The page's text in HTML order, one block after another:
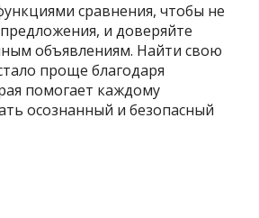
сравнения, чтобы не
и доверяйте
объявлениям. Найти свою
проще благодаря
помогает каждому
осознанный и безопасный